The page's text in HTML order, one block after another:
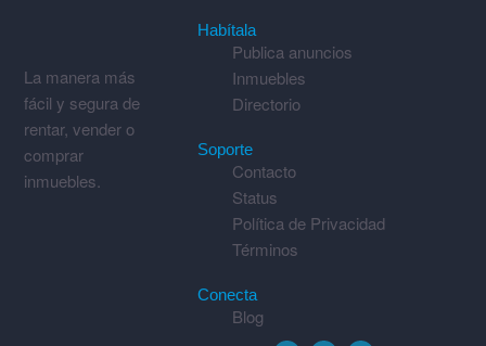
La manera más
fácil y segura de
rentar, vender o
comprar
inmuebles.
Habítala
Publica anuncios
Inmuebles
Directorio
Soporte
Contacto
Status
Política de Privacidad
Términos
Conecta
Blog